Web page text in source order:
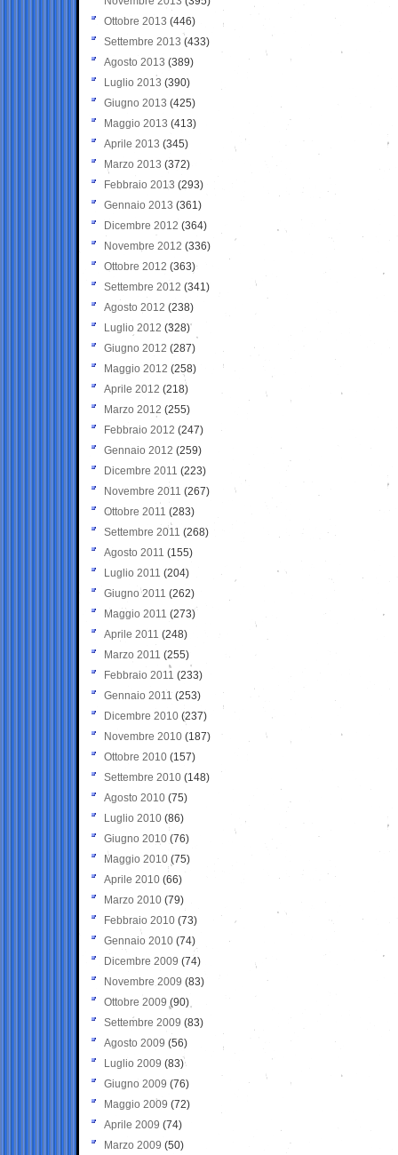
Ottobre 2013 (446)
Settembre 2013 (433)
Agosto 2013 (389)
Luglio 2013 (390)
Giugno 2013 (425)
Maggio 2013 (413)
Aprile 2013 (345)
Marzo 2013 (372)
Febbraio 2013 (293)
Gennaio 2013 (361)
Dicembre 2012 (364)
Novembre 2012 (336)
Ottobre 2012 (363)
Settembre 2012 (341)
Agosto 2012 (238)
Luglio 2012 (328)
Giugno 2012 (287)
Maggio 2012 (258)
Aprile 2012 (218)
Marzo 2012 (255)
Febbraio 2012 (247)
Gennaio 2012 (259)
Dicembre 2011 (223)
Novembre 2011 (267)
Ottobre 2011 (283)
Settembre 2011 (268)
Agosto 2011 (155)
Luglio 2011 (204)
Giugno 2011 (262)
Maggio 2011 (273)
Aprile 2011 (248)
Marzo 2011 (255)
Febbraio 2011 (233)
Gennaio 2011 (253)
Dicembre 2010 (237)
Novembre 2010 (187)
Ottobre 2010 (157)
Settembre 2010 (148)
Agosto 2010 (75)
Luglio 2010 (86)
Giugno 2010 (76)
Maggio 2010 (75)
Aprile 2010 (66)
Marzo 2010 (79)
Febbraio 2010 (73)
Gennaio 2010 (74)
Dicembre 2009 (74)
Novembre 2009 (83)
Ottobre 2009 (90)
Settembre 2009 (83)
Agosto 2009 (56)
Luglio 2009 (83)
Giugno 2009 (76)
Maggio 2009 (72)
Aprile 2009 (74)
Marzo 2009 (50)